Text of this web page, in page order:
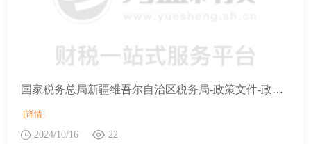
国家税务总局新疆维吾尔自治区税务局-政策文件-政策解读-财政部 税务总局 水利部有关司负责人就全面实施水资源费改税试点答记者问
[详情]
2024/10/16 22